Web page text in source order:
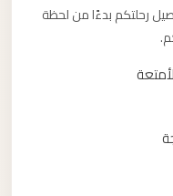
رحلتكم بدءًا من لحظة